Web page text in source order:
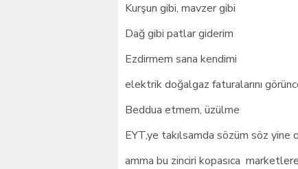
Kurşun gibi, mavzer gibi
Dağ gibi patlar giderim
Ezdirmem sana kendimi
elektrik doğalgaz faturalarını
Beddua etmem, üzülme
EYT,ye takılsamda sözüm söz yine
amma bu zinciri kopasıca